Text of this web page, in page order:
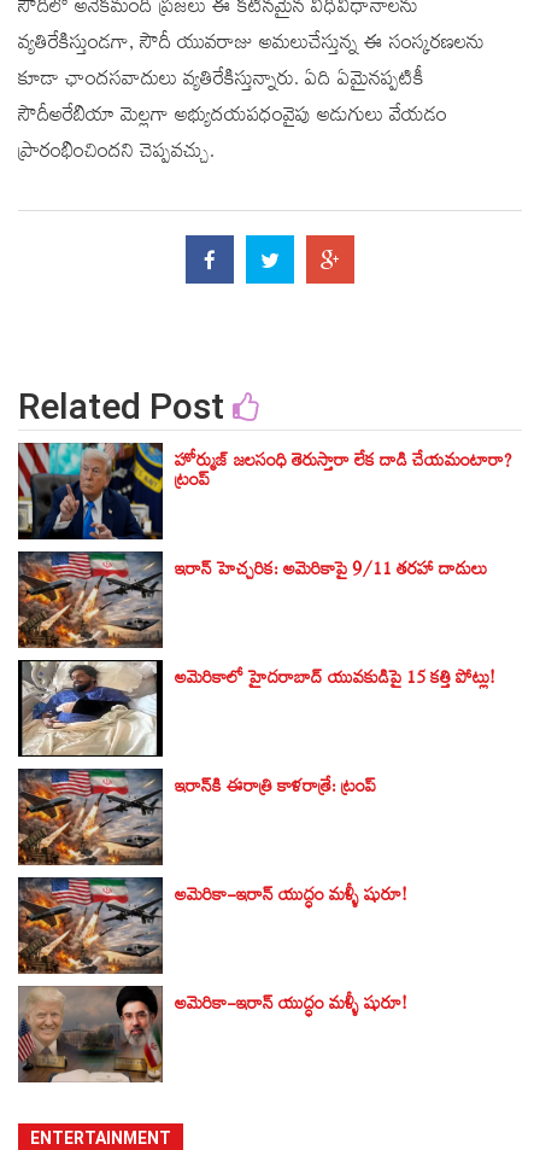
సౌదీలో అనేకమంది ప్రజలు ఈ కటినమైన విధివిధానాలను
వ్యతిరేకిస్తుండగా, సౌదీ యువరాజు అమలుచేస్తున్న ఈ సంస్కరణలను
కూడా ఛాందసవాదులు వ్యతిరేకిస్తున్నారు. ఏది ఏమైనప్పటికీ
సౌదీఅరేబియా మెల్లగా అభ్యుదయపధంవైపు అడుగులు వేయడం
ప్రారంభించిందని చెప్పవచ్చు.
Related Post
హోర్ముజ్ జలసంధి తెరుస్తారా లేక దాడి చేయమంటారా?
ట్రంప్
ఇరాన్ హెచ్చరిక: అమెరికాపై 9/11 తరహా దాడులు
అమెరికాలో హైదరాబాద్ యువకుడిపై 15 కత్తి పోట్లు!
ఇరాన్‌కి ఈరాత్రి కాళరాత్రే: ట్రంప్‌
అమెరికా-ఇరాన్‌ యుద్ధం మళ్ళీ షురూ!
అమెరికా-ఇరాన్‌ యుద్ధం మళ్ళీ షురూ!
ENTERTAINMENT